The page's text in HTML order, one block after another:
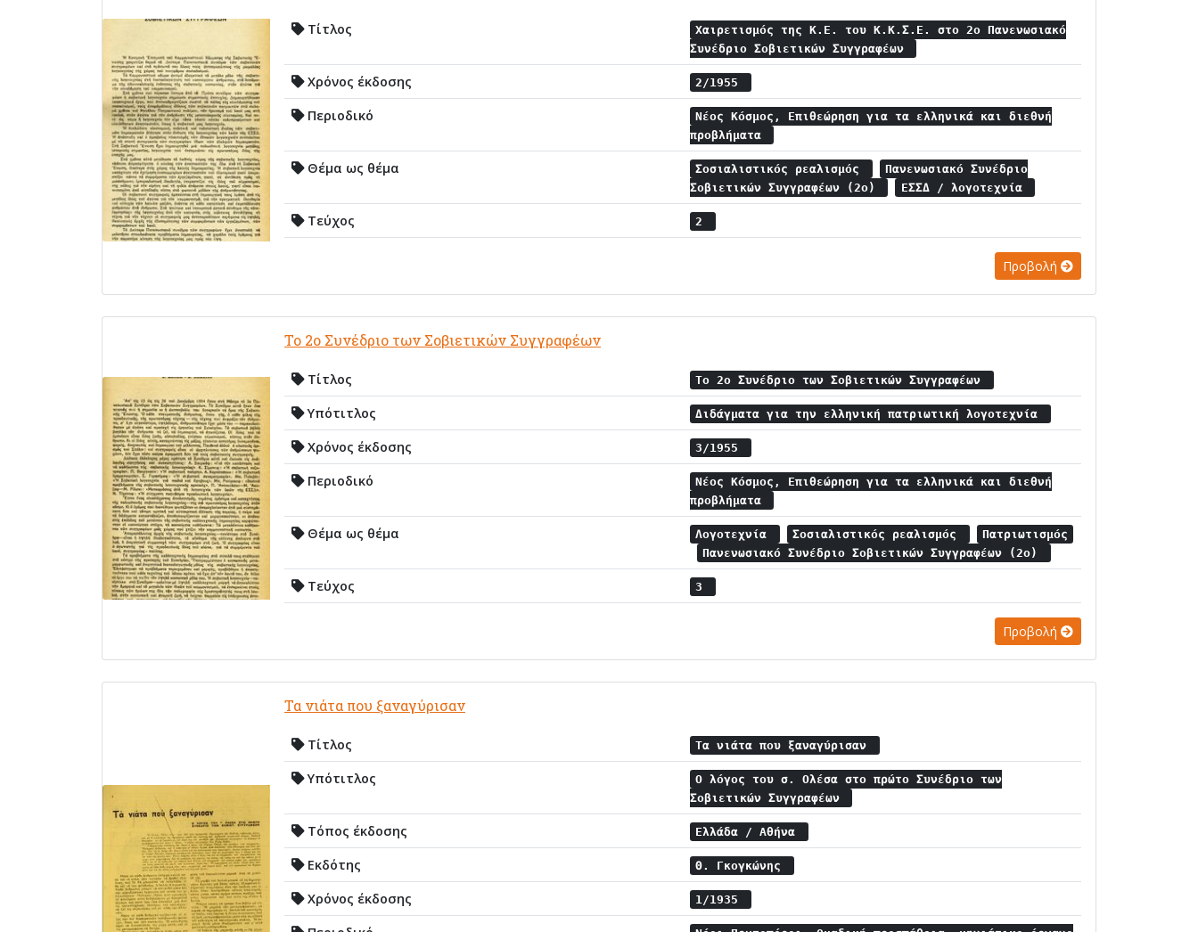
Τίτλος
Χαιρετισμός της Κ.Ε. του Κ.Κ.Σ.Ε. στο 2ο Πανενωσιακό
Συνέδριο Σοβιετικών Συγγραφέων
Χρόνος έκδοσης 2/1955
Περιοδικό
Νέος Κόσμος, Επιθεώρηση για τα ελληνικά και διεθνή
προβλήματα
Θέμα ως θέμα Σοσιαλιστικός ρεαλισμός
Πανενωσιακό Συνέδριο
Σοβιετικών Συγγραφέων (2ο)
ΕΣΣΔ / λογοτεχνία
Τεύχος 2
Προβολή
Το 2ο Συνέδριο των Σοβιετικών Συγγραφέων
Τίτλος Το 2ο Συνέδριο των Σοβιετικών Συγγραφέων
Υπότιτλος Διδάγματα για την ελληνική πατριωτική λογοτεχνία
Χρόνος έκδοσης 3/1955
Περιοδικό
Νέος Κόσμος, Επιθεώρηση για τα ελληνικά και διεθνή
προβλήματα
Θέμα ως θέμα Λογοτεχνία Σοσιαλιστικός ρεαλισμός
Πατριωτισμός
Πανενωσιακό Συνέδριο Σοβιετικών Συγγραφέων (2ο)
Τεύχος 3
Προβολή
Τα νιάτα που ξαναγύρισαν
Τίτλος Τα νιάτα που ξαναγύρισαν
Υπότιτλος
Ο λόγος του σ. Ολέσα στο πρώτο Συνέδριο των
Σοβιετικών Συγγραφέων
Τόπος έκδοσης Ελλάδα / Αθήνα
Εκδότης Θ. Γκογκώνης
Χρόνος έκδοσης 1/1935